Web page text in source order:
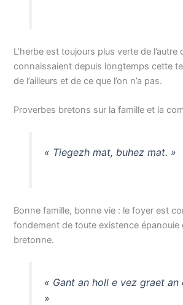
L’herbe est toujours plus verte de
connaissaient depuis longtemps cette
de l’ailleurs et de ce que l’on n’a pas.
Proverbes bretons sur la famille et la
« Tiegezh mat, buhez mat. »
Bonne famille, bonne vie : le foyer est
fondement de toute existence épanouie
bretonne.
« Gant an holl e vez graet an
»